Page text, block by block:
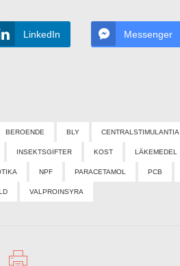
LinkedIn Messenger
BEROENDE BLY CENTRALSTIMULANTIA
INSEKTSGIFTER KOST LÄKEMEDEL
NPF PARACETAMOL PCB
VALPROINSYRA